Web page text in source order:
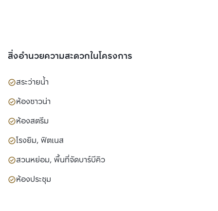
สิ่งอำนวยความสะดวกในโครงการ
สระว่ายน้ำ
ห้องซาวน่า
ห้องสตรีม
โรงยิม, ฟิตเนส
สวนหย่อม, พื้นที่จัดบาร์บีคิว
ห้องประชุม